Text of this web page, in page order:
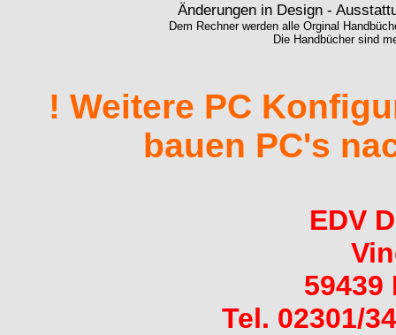
Änderungen in Design -
Dem Rechner werden alle Orginal
Die Handbücher sind
! Weitere PC
bauen PC's
EDV
59439
Tel. 02301/